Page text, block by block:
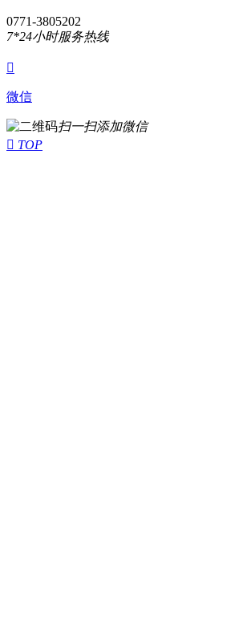
0771-3805202
7*24小时服务热线

微信
扫一扫添加微信
 TOP